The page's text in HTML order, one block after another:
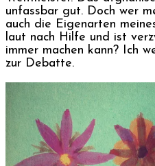
unfassbar gut. Doch wer
auch die Eigenarten
laut nach Hilfe und ist
immer machen kann? Ich
zur Debatte.